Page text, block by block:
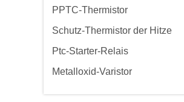
PPTC-Thermistor
Schutz-Thermistor der Hitze
Ptc-Starter-Relais
Metalloxid-Varistor